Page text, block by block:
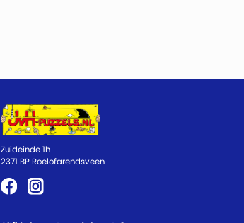
Zuideinde 1h
2371 BP Roelofarendsveen